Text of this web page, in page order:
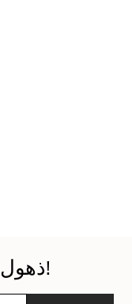
ذهول البريد الإلكتروني!